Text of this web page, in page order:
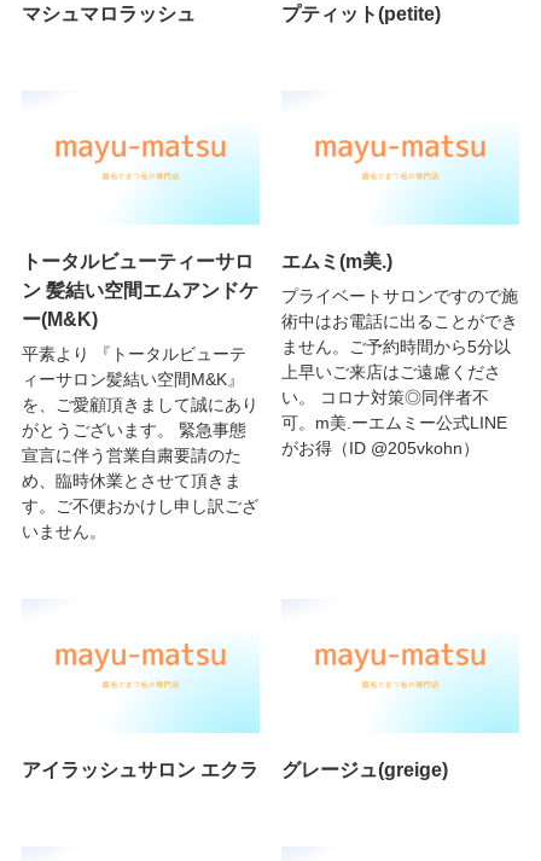
マシュマロラッシュ プティット(petite)
トータルビューティーサロ
ン 髪結い空間エムアンドケ
ー(M&K)
平素より 『トータルビューテ
ィーサロン髪結い空間M&K』
を、ご愛顧頂きまして誠にあり
がとうございます。 緊急事態
宣言に伴う営業自粛要請のた
め、臨時休業とさせて頂きま
す。ご不便おかけし申し訳ござ
いません。
エムミ(m美.)
プライベートサロンですので施
術中はお電話に出ることができ
ません。ご予約時間から5分以
上早いご来店はご遠慮くださ
い。 コロナ対策◎同伴者不
可。m美.ーエムミー公式LINE
がお得（ID @205vkohn）
アイラッシュサロン エクラ グレージュ(greige)